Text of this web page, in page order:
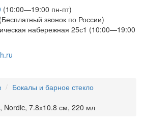
(10:00—19:00 пн-пт)
(Бесплатный звонок по России)
набережная 25с1 (10:00—19:00
Бокалы и барное стекло
Nordic, 7.8х10.8 см, 220 мл